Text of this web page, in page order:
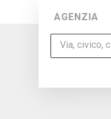
AGENZIA
Via, civico,